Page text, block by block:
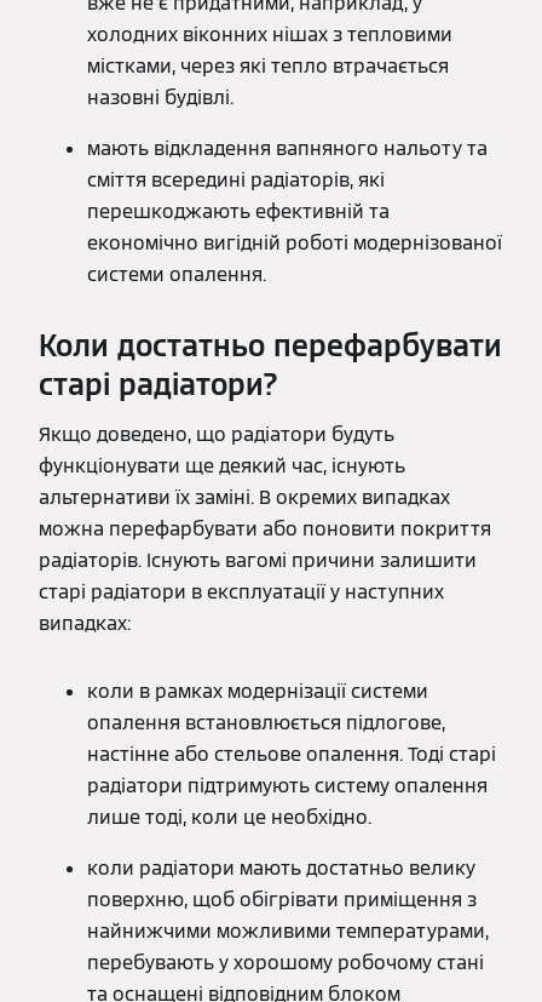
холодних віконних нішах з тепловими
містками, через які тепло втрачається
назовні будівлі.
мають відкладення вапняного нальоту та
сміття всередині радіаторів, які
перешкоджають ефективній та
економічно вигідній роботі модернізованої
системи опалення.
Коли достатньо перефарбувати
старі радіатори?
Якщо доведено, що радіатори будуть
функціонувати ще деякий час, існують
альтернативи їх заміні. В окремих випадках
можна перефарбувати або поновити покриття
радіаторів. Існують вагомі причини залишити
старі радіатори в експлуатації у наступних
випадках:
коли в рамках модернізації системи
опалення встановлюється підлогове,
настінне або стельове опалення. Тоді старі
радіатори підтримують систему опалення
лише тоді, коли це необхідно.
коли радіатори мають достатньо велику
поверхню, щоб обігрівати приміщення з
найнижчими можливими температурами,
перебувають у хорошому робочому стані
та оснащені відповідним блоком